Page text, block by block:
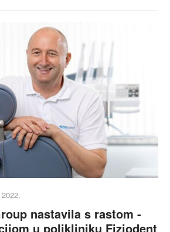
nastavila s rastom -
u polikliniku Fiziodent